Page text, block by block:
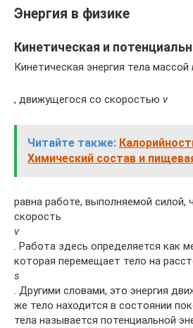
Энергия в физике
Кинетическая и
Кинетическая энергия тела массой
, движущегося со скоростью v
Читайте также:
Химический состав и
равна работе, выполняемой силой,
скорость
v
. Работа здесь определяется как
которая перемещает тело на
s
. Другими словами, это энергия
же тело находится в состоянии
тела называется потенциальной